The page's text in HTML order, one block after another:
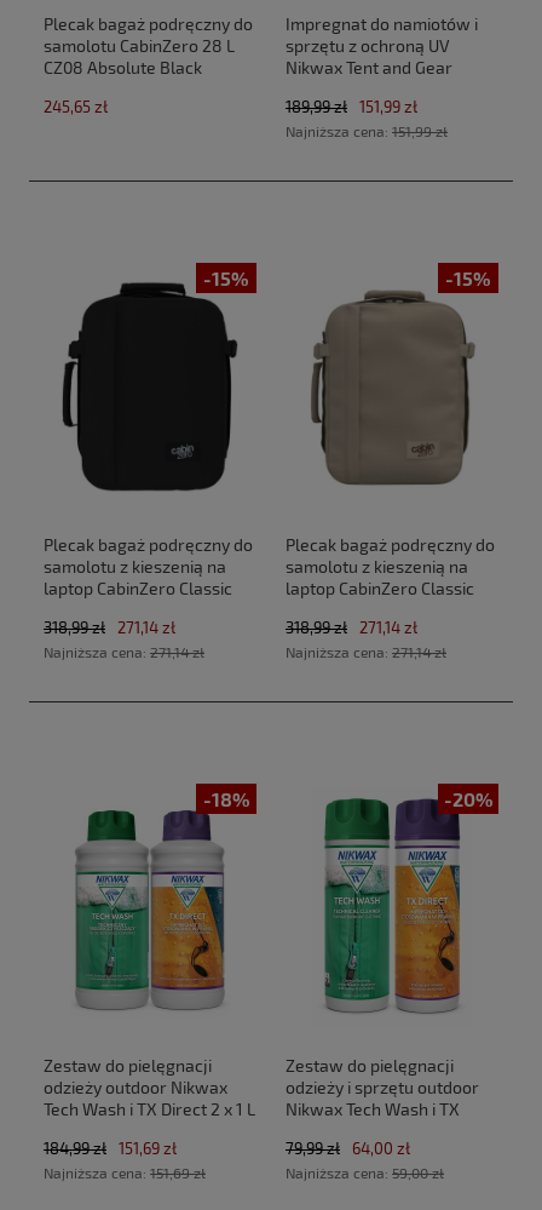
Plecak bagaż podręczny do
samolotu CabinZero 28 L
CZ08 Absolute Black
Air)
245,65 zł
Impregnat do namiotów i
sprzętu z ochroną UV
Nikwax Tent and Gear
189,99 zł 151,99 zł
Najniższa cena: 151,99 zł
-15%
Plecak bagaż podręczny do
samolotu z kieszenią na
laptop CabinZero Classic
Black (40x30x20cm
Ryanair, Wizz Air)
318,99 zł 271,14 zł
Najniższa cena: 271,14 zł
-15%
Plecak bagaż podręczny do
samolotu z kieszenią na
laptop CabinZero Classic
(40x30x20cm Ryanair, Wizz
Air)
318,99 zł 271,14 zł
Najniższa cena: 271,14 zł
-18%
Zestaw do pielęgnacji
odzieży outdoor Nikwax
Tech Wash i TX Direct 2 x 1 L
184,99 zł 151,69 zł
Najniższa cena: 151,69 zł
-20%
Zestaw do pielęgnacji
odzieży i sprzętu outdoor
Nikwax Tech Wash i TX
79,99 zł 64,00 zł
Najniższa cena: 59,00 zł